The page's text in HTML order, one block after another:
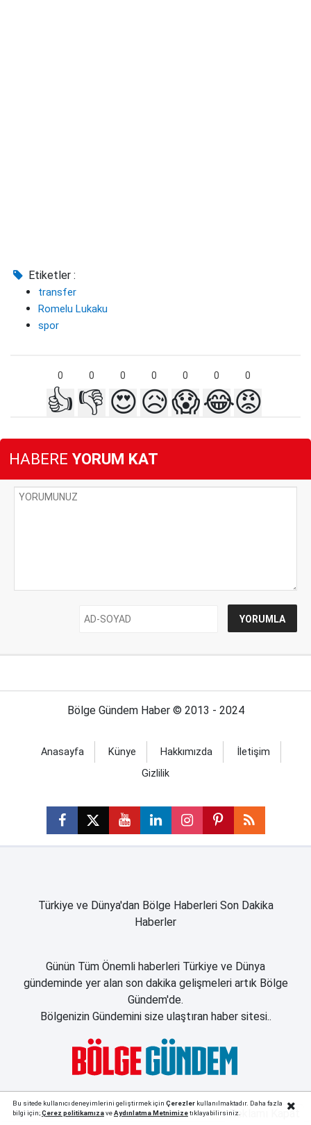
Etiketler :
transfer
Romelu Lukaku
spor
0 0 0 0 0 0 0
👍 👎 😍😥😱😂😡
HABERE YORUM KAT
Bölge Gündem Haber © 2013 - 2024
Anasayfa Künye Hakkımızda
İletişim
Gizlilik
Türkiye ve Dünya'dan Bölge Haberleri Son Dakika
Haberler
Günün Tüm Önemli haberleri Türkiye ve Dünya
gündeminde yer alan son dakika gelişmeleri artık Bölge
Gündem'de.
Bölgenizin Gündemini size ulaştıran haber sitesi..
Bu sitede kullanıcı deneyimlerini geliştirmek için Çerezlerkullanılmaktadır. Daha fazla
bilgi için;Çerez politikamızaveAydınlatma Metnimizetıklayabilirsiniz.Reklamı Kapat